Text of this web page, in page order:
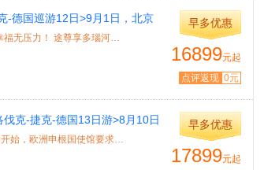
-德国巡游12日>9月1日，北京
特色： 产品推荐 河轮全程免费无线WIFI，朋友圈晒幸福无压力！ 途尊享多瑙河河轮业...
早多优惠
16899元起
点评返现 0元
克-捷克-德国13日游>8月10日
特色： 录指纹 ★申根签证录指纹：2015年10月12日开始，欧洲申根国使馆要求游客前往...
早多优惠
17899元起